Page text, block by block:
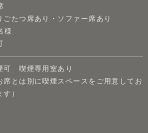
ごたつ席あり・ソファー席あり
様
可 喫煙専用室あり
席とは別に喫煙スペースをご用意してお
す）